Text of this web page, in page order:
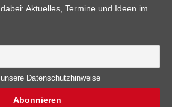
Aktuelles, Termine und Ideen im
Datenschutzhinweise